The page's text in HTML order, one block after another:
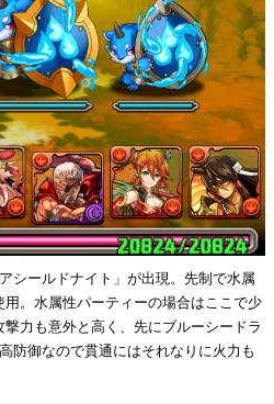
シールドナイト」が出現。先制で水属
。水属性パーティーの場合はここで少
力も意外と高く、先にブルーシードラ
防御なので貫通にはそれなりに火力も